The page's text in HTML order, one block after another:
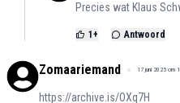
Precies wat Klaus
1 + Antwoord
Zomaariemand 17 juni 2025 om
https://archive.is/OXq7H